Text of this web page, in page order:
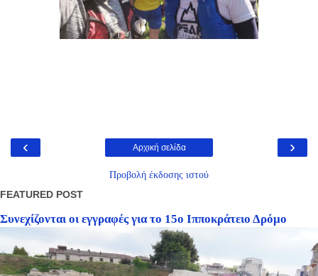
‹ ›
Αρχική σελίδα
Προβολή έκδοσης ιστού
FEATURED POST
Συνεχίζονται οι εγγραφές για το 15ο Ιπποκράτειο Δρόμο